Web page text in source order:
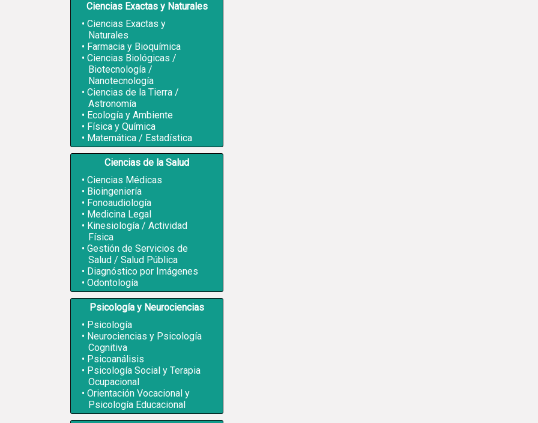
Ciencias Exactas y Naturales
Ciencias Exactas y
Naturales
Farmacia y Bioquímica
Ciencias Biológicas /
Biotecnología /
Nanotecnología
Ciencias de la Tierra /
Astronomía
Ecología y Ambiente
Física y Química
Matemática / Estadística
Ciencias de la Salud
Ciencias Médicas
Bioingeniería
Fonoaudiología
Medicina Legal
Kinesiología / Actividad
Física
Gestión de Servicios de
Salud / Salud Pública
Diagnóstico por Imágenes
Odontología
Psicología y Neurociencias
Psicología
Neurociencias y Psicología
Cognitiva
Psicoanálisis
Psicología Social y Terapia
Ocupacional
Orientación Vocacional y
Psicología Educacional